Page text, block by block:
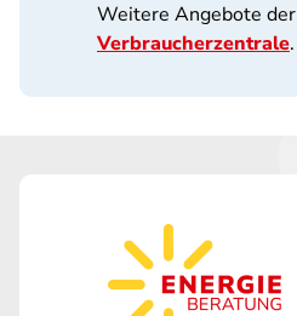
Weitere Angebote der
Verbraucherzentrale.